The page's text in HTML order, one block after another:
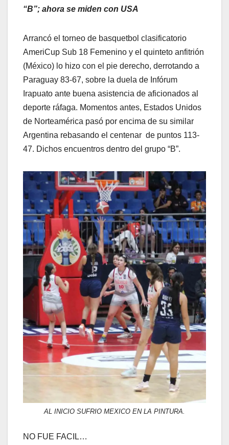
“B”; ahora se miden con USA
Arrancó el torneo de basquetbol clasificatorio
AmeriCup Sub 18 Femenino y el quinteto anfitrión
(México) lo hizo con el pie derecho, derrotando a
Paraguay 83-67, sobre la duela de Infórum
Irapuato ante buena asistencia de aficionados al
deporte ráfaga. Momentos antes, Estados Unidos
de Norteamérica pasó por encima de su similar
Argentina rebasando el centenar de puntos 113-
47. Dichos encuentros dentro del grupo “B”.
AL INICIO SUFRIO MEXICO EN LA PINTURA.
NO FUE FACIL…